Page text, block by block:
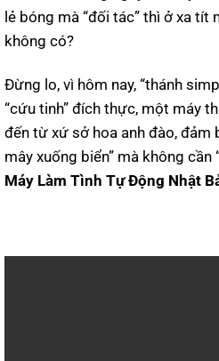
lẻ bóng mà “đối tác” thì ở xa tít
không có?
Đừng lo, vì hôm nay, “thánh
“cứu tinh” đích thực, một máy
đến từ xứ sở hoa anh đào, đảm
mây xuống biển” mà không cần
Máy Làm Tình Tự Động Nhật